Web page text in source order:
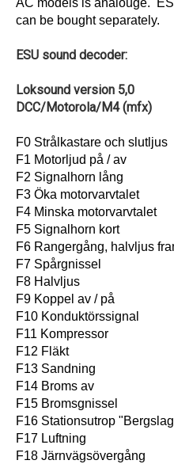
AC models is analouge.
can be bought separately.
ESU sound decoder:
Loksound version 5,0
DCC/Motorola/M4 (mfx)
F0 Strålkastare och slutljus
F1 Motorljud på / av
F2 Signalhorn lång
F3 Öka motorvarvtalet
F4 Minska motorvarvtalet
F5 Signalhorn kort
F6 Rangergång, halvljus
F7 Spårgnissel
F8 Halvljus
F9 Koppel av / på
F10 Konduktörssignal
F11 Kompressor
F12 Fläkt
F13 Sandning
F14 Broms av
F15 Bromsgnissel
F16 Stationsutrop
F17 Luftning
F18 Järnvägsövergång